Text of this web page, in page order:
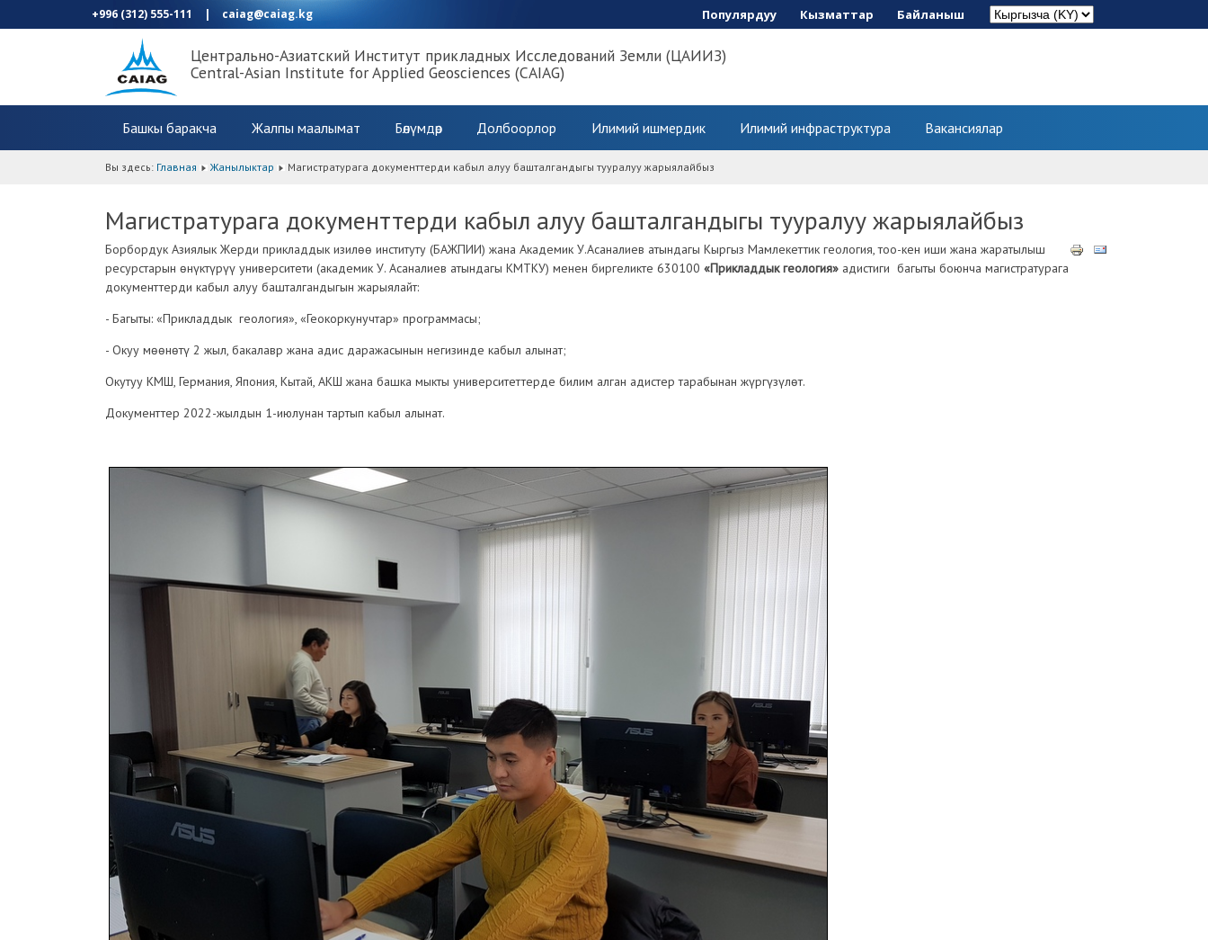
+996 (312) 555-111 | caiag@caiag.kg Популярдуу Кызматтар Байланыш
Центрально-Азиатский Институт прикладных Исследований Земли (ЦАИИЗ)
Central-Asian Institute for Applied Geosciences (CAIAG)
Башкы баракча Жалпы маалымат Бөлүмдөр Долбоорлор Илимий ишмердик Илимий инфраструктура Вакансиялар
Вы здесь: Главная Жанылыктар Магистратурага документтерди кабыл алуу башталгандыгы тууралуу жарыялайбыз
Магистратурага документтерди кабыл алуу башталгандыгы тууралуу жарыялайбыз
Борбордук Азиялык Жерди прикладдык изилөө институту (БАЖПИИ) жана Академик У.Асаналиев атындагы Кыргыз Мамлекеттик геология, тоо-кен иши жана жаратылыш
ресурстарын өнүктүрүү университети (академик У. Асаналиев атындагы КМТКУ) менен биргеликте 630100 «Прикладдык геология» адистиги багыты боюнча магистратурага
документтерди кабыл алуу башталгандыгын жарыялайт:
- Багыты: «Прикладдык геология», «Геокоркунучтар» программасы;
- Окуу мөөнөтү 2 жыл, бакалавр жана адис даражасынын негизинде кабыл алынат;
Окутуу КМШ, Германия, Япония, Кытай, АКШ жана башка мыкты университеттерде билим алган адистер тарабынан жүргүзүлөт.
Документтер 2022-жылдын 1-июлунан тартып кабыл алынат.